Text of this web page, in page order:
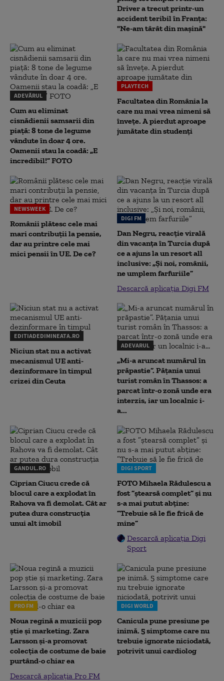
Driver a trecut printr-un
accident teribil în Franța:
"Ne-am târât din mașină"
ADEVĂRUL
Cum au eliminat
cisnădienii samsarii din
piață: 8 tone de legume
vândute în doar 4 ore.
Oamenii stau la coadă: „E
incredibil!” FOTO
PLAYTECH
Facultatea din România la
care nu mai vrea nimeni să
înveţe. A pierdut aproape
jumătate din studenţi
NEWSWEEK
Românii plătesc cele mai
mari contribuții la pensie,
dar au printre cele mai
mici pensii în UE. De ce?
DIGI FM
Dan Negru, reacție virală
din vacanța în Turcia după
ce a ajuns la un resort all
inclusive: „Și noi, românii,
ne umplem farfuriile”
Descarcă aplicația Digi FM
EDITIADEDIMINEATA.RO
Niciun stat nu a activat
mecanismul UE anti-
dezinformare în timpul
crizei din Ceuta
ADEVARUL
„Mi-a aruncat numărul în
prăpastie”. Pățania unui
turist român în Thassos: a
parcat într-o zonă unde era
interzis, iar un localnic i-
a...
GANDUL.RO
Ciprian Ciucu crede că
blocul care a explodat în
Rahova va fi demolat. Cât ar
putea dura construcția
unui alt imobil
DIGI SPORT
FOTO Mihaela Rădulescu a
fost ”ștearsă complet” și nu
s-a mai putut abține:
”Trebuie să le fie frică de
mine”
Descarcă aplicația Digi
Sport
PRO FM
Noua regină a muzicii pop
știe și marketing. Zara
Larsson și-a promovat
colecția de costume de baie
purtând-o chiar ea
Descarcă aplicația Pro FM
DIGI WORLD
Canicula pune presiune pe
inimă. 5 simptome care nu
trebuie ignorate niciodată,
potrivit unui cardiolog